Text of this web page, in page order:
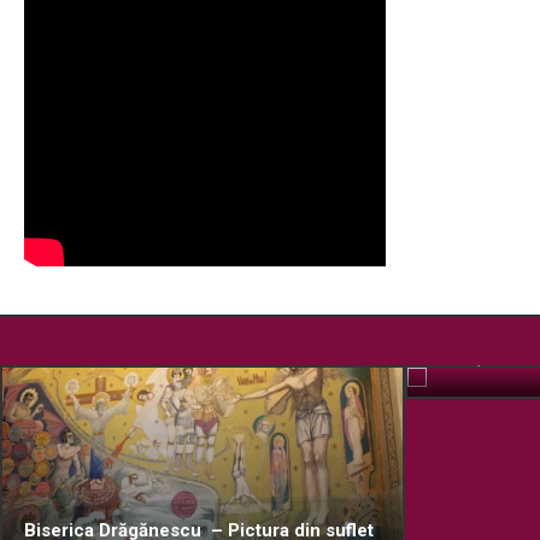
Biserica Drăgănescu – Pictura din suflet